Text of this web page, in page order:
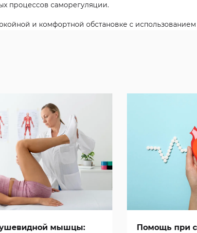
процессов саморегуляции.
и комфортной обстановке с
мышцы: Помощь при